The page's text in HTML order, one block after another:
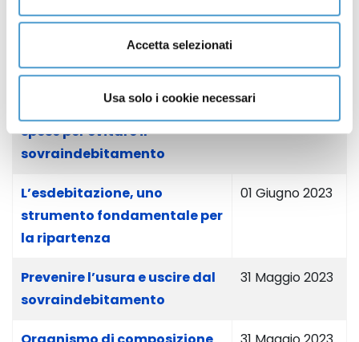
Accetta selezionati
Usa solo i cookie necessari
La rinegoziazione
stragiudiziale del debito
Il bilancio familiare: gestire le
spese per evitare il
sovraindebitamento
01 Giugno 2023
L’esdebitazione, uno
strumento fondamentale per
la ripartenza
01 Giugno 2023
Prevenire l’usura e uscire dal
sovraindebitamento
31 Maggio 2023